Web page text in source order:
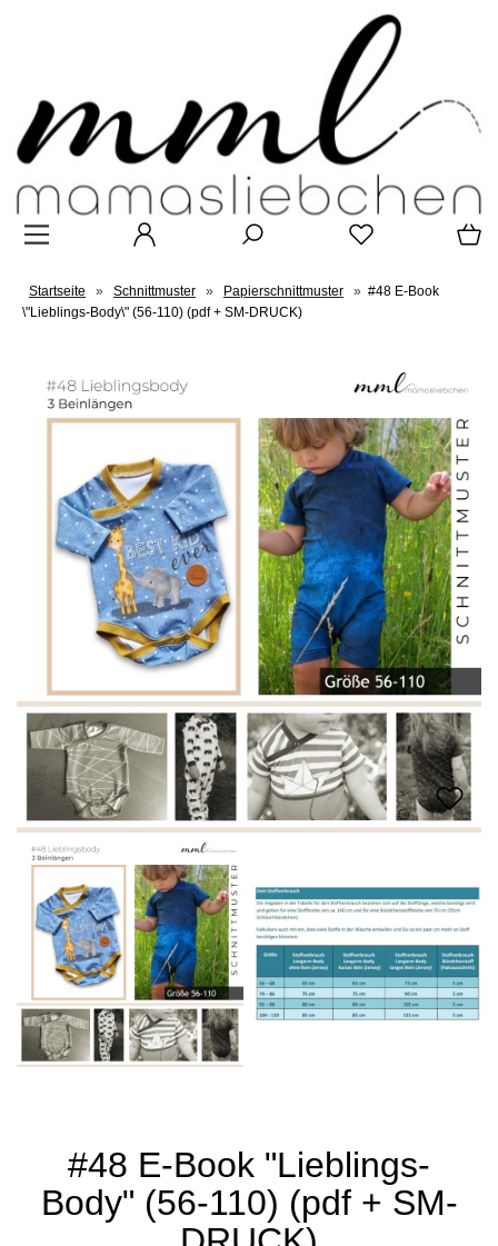
Startseite » Schnittmuster » Papierschnittmuster » #48 E-Book
\"Lieblings-Body\" (56-110) (pdf + SM-DRUCK)
#48 E-Book "Lieblings-
Body" (56-110) (pdf + SM-